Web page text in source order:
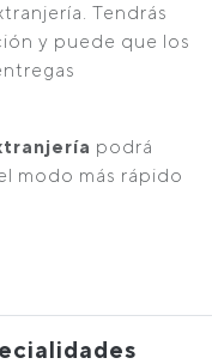
Tendrás
y puede que los
podrá
modo más rápido